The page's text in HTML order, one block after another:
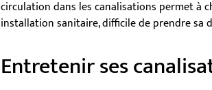
circulation dans les canalisations permet à
installation sanitaire, difficile de prendre sa
Entretenir ses